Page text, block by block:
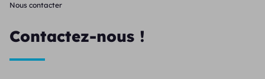
Nous contacter
Contactez-nous !